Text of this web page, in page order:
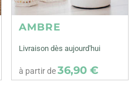
AMBRE
Livraison dès aujourd'hui
à partir de36,90 €